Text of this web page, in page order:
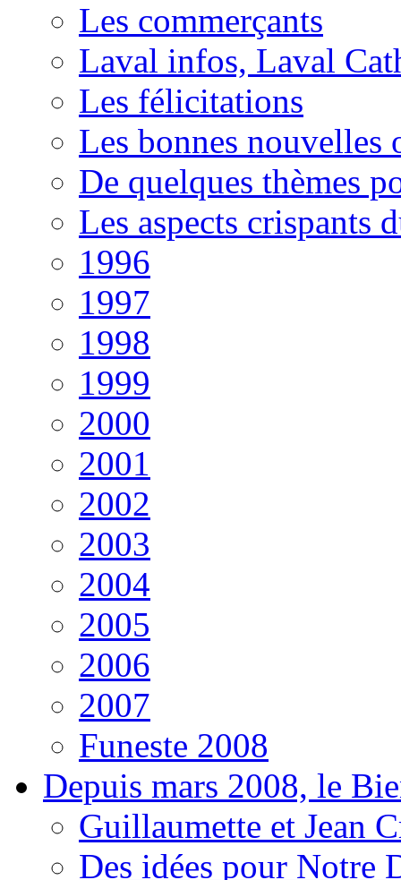
Les commerçants
Laval infos, Laval
Les félicitations
Les bonnes nouvelles
De quelques thèmes
Les aspects crispants
1996
1997
1998
1999
2000
2001
2002
2003
2004
2005
2006
2007
Funeste 2008
Depuis mars 2008, le
Guillaumette et Jean
Des idées pour Notre